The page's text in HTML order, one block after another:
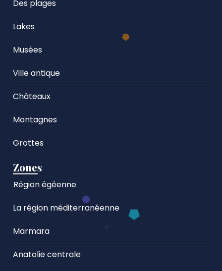
Des plages
Lakes
Musées
Ville antique
Châteaux
Montagnes
Grottes
Zones
Région égéenne
La région méditerranéenne
Marmara
Anatolie centrale